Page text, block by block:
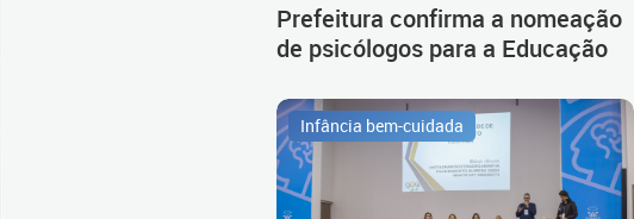
Prefeitura confirma a nomeação
de psicólogos para a Educação
Infância bem-cuidada